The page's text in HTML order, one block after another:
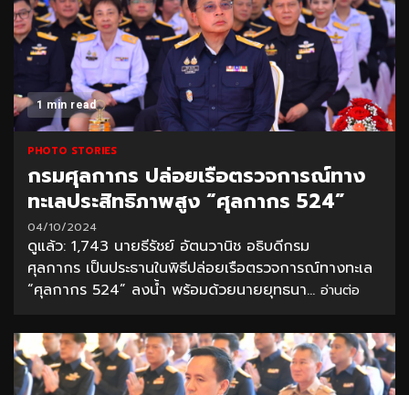
1 min read
PHOTO STORIES
กรมศุลกากร ปล่อยเรือตรวจการณ์ทาง
ทะเลประสิทธิภาพสูง “ศุลกากร 524”
04/10/2024
ดูแล้ว: 1,743 นายธีรัชย์ อัตนวานิช อธิบดีกรม
ศุลกากร เป็นประธานในพิธีปล่อยเรือตรวจการณ์ทางทะเล
“ศุลกากร 524” ลงน้ำ พร้อมด้วยนายยุทธนา... อ่านต่อ